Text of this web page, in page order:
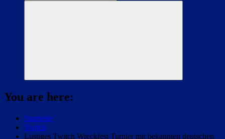
nach:
Suchen
You are here:
Startseite
Twitch
Lustiges Twitch Wreckfest Turnier mit bekannten deutschen